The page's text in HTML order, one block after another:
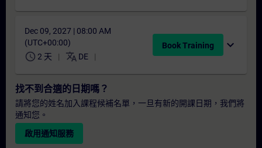
Dec 09, 2027 | 08:00 AM
(UTC+00:00)
schedule 2 天 translate DE
Book Training expand_more
找不到合適的日期嗎？
請將您的姓名加入課程候補名單，一旦有新的開課日期，我們將
通知您。
啟用通知服務